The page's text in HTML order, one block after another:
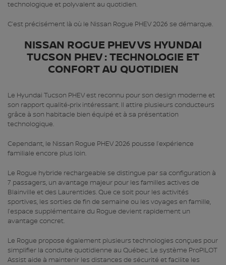
technologique et polyvalent au quotidien.
C’est précisément là où le Nissan Rogue PHEV 2026 se démarque.
NISSAN ROGUE PHEV VS HYUNDAI
TUCSON PHEV : TECHNOLOGIE ET
CONFORT AU QUOTIDIEN
Le Hyundai Tucson PHEV est reconnu pour son design moderne et
son rapport qualité‑prix intéressant. Il attire plusieurs conducteurs
grâce à son habitacle bien équipé et à sa présentation
technologique.
Cependant, le Nissan Rogue PHEV 2026 pousse l’expérience
familiale encore plus loin.
Le Rogue hybride rechargeable se distingue par sa configuration à
7 passagers, un avantage majeur pour les familles actives de
Blainville et des Laurentides. Que ce soit pour les activités
sportives, les sorties de fin de semaine ou les voyages en famille,
l’espace supplémentaire du Rogue devient rapidement un
avantage concret.
Le Rogue propose également plusieurs technologies conçues pour
simplifier la conduite quotidienne au Québec. Le système ProPILOT
Assist aide à maintenir les distances de sécurité et facilite les